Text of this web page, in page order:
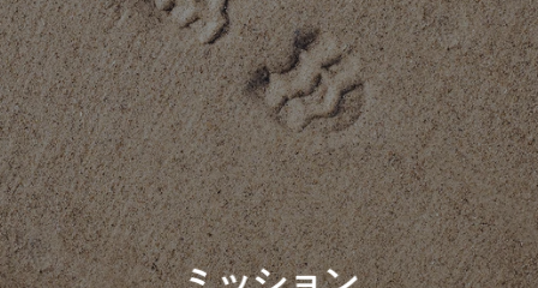
AEC業界がよりスマートに
機能するのを支援します